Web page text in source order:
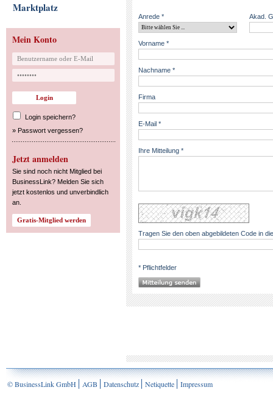
Marktplatz
Mein Konto
Login speichern?
» Passwort vergessen?
Jetzt anmelden
Sie sind noch nicht Mitglied bei
BusinessLink? Melden Sie sich
jetzt kostenlos und unverbindlich
an.
Anrede * Akad.
Vorname *
Nachname *
Firma
E-Mail *
Ihre Mitteilung *
Tragen Sie den oben abgebildeten Code in
* Pflichtfelder
© BusinessLink GmbH AGB Datenschutz Netiquette Impressum